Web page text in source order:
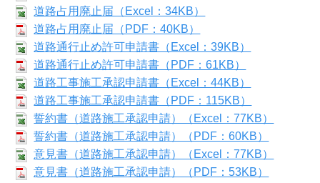
道路占用廃止届（Excel：34KB）
道路占用廃止届（PDF：40KB）
道路通行止め許可申請書（Excel：39KB）
道路通行止め許可申請書（PDF：61KB）
道路工事施工承認申請書（Excel：44KB）
道路工事施工承認申請書（PDF：115KB）
誓約書（道路施工承認申請）（Excel：77KB）
誓約書（道路施工承認申請）（PDF：60KB）
意見書（道路施工承認申請）（Excel：77KB）
意見書（道路施工承認申請）（PDF：53KB）